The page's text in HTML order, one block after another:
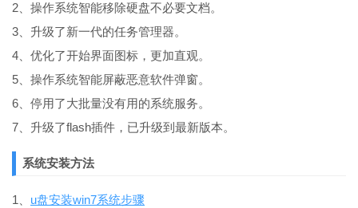
2、操作系统智能移除硬盘不必要文档。
3、升级了新一代的任务管理器。
4、优化了开始界面图标，更加直观。
5、操作系统智能屏蔽恶意软件弹窗。
6、停用了大批量没有用的系统服务。
7、升级了flash插件，已升级到最新版本。
系统安装方法
1、 u盘安装win7系统步骤